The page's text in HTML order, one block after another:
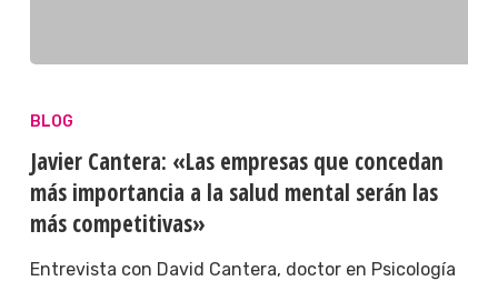
BLOG
Javier Cantera: «Las empresas que concedan
más importancia a la salud mental serán las
más competitivas»
Entrevista con David Cantera, doctor en Psicología